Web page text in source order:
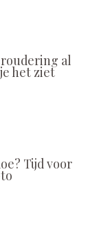
al
het ziet
Tijd voor